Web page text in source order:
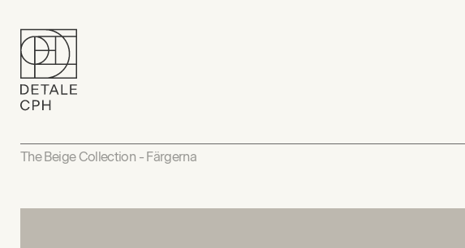
The Beige Collection - Färgerna